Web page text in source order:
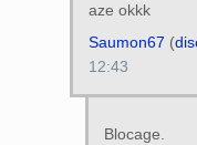
aze okkk
Saumon67 (
12:43
Blocage.